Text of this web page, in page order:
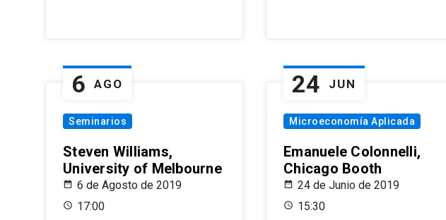
6 AGO
Seminarios
Steven Williams,
University of Melbourne
6 de Agosto de 2019
17:00
24 JUN
Microeconomía Aplicada
Emanuele Colonnelli,
Chicago Booth
24 de Junio de 2019
15:30